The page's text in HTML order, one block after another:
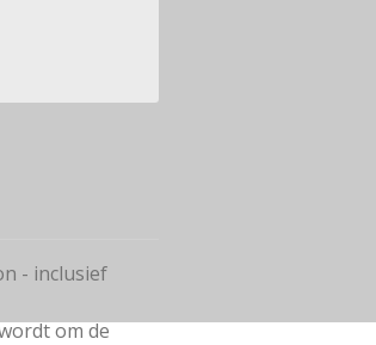
- inclusief
om de